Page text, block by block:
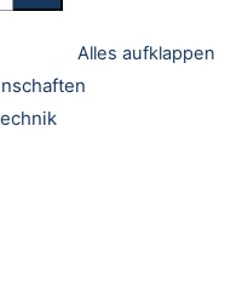
Kurse suchen
Alles aufklappen